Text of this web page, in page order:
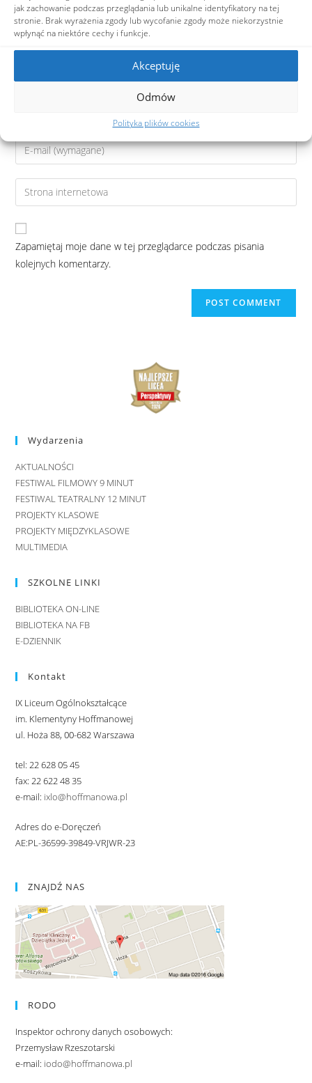
jak zachowanie podczas przeglądania lub unikalne identyfikatory na tej
stronie. Brak wyrażenia zgody lub wycofanie zgody może niekorzystnie
wpłynąć na niektóre cechy i funkcje.
Akceptuję
Odmów
Polityka plików cookies
Zapamiętaj moje dane w tej przeglądarce podczas pisania
kolejnych komentarzy.
Wydarzenia
AKTUALNOŚCI
FESTIWAL FILMOWY 9 MINUT
FESTIWAL TEATRALNY 12 MINUT
PROJEKTY KLASOWE
PROJEKTY MIĘDZYKLASOWE
MULTIMEDIA
SZKOLNE LINKI
BIBLIOTEKA ON-LINE
BIBLIOTEKA NA FB
E-DZIENNIK
Kontakt
IX Liceum Ogólnokształcące
im. Klementyny Hoffmanowej
ul. Hoża 88, 00-682 Warszawa
tel: 22 628 05 45
fax: 22 622 48 35
e-mail: ixlo@hoffmanowa.pl
Adres do e-Doręczeń
AE:PL-36599-39849-VRJWR-23
ZNAJDŹ NAS
RODO
Inspektor ochrony danych osobowych:
Przemysław Rzeszotarski
e-mail: iodo@hoffmanowa.pl